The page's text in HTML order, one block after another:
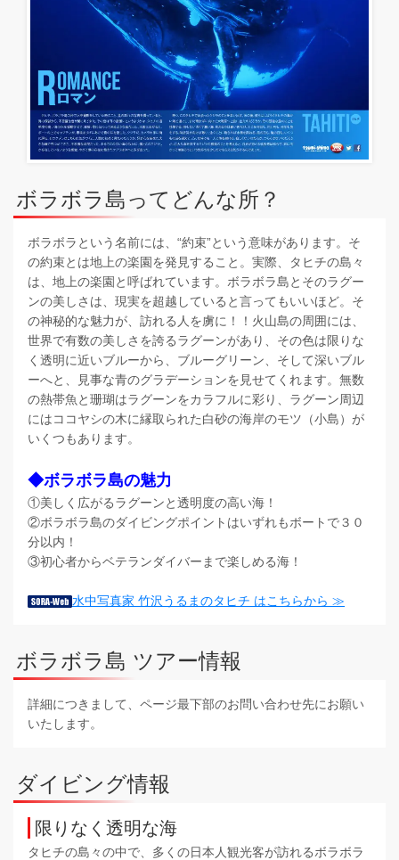
ボラボラ島ってどんな所？
ボラボラという名前には、“約束”という意味があります。そ
の約束とは地上の楽園を発見すること。実際、タヒチの島々
は、地上の楽園と呼ばれています。ボラボラ島とそのラグー
ンの美しさは、現実を超越していると言ってもいいほど。そ
の神秘的な魅力が、訪れる人を虜に！！火山島の周囲には、
世界で有数の美しさを誇るラグーンがあり、その色は限りな
く透明に近いブルーから、ブルーグリーン、そして深いブル
ーへと、見事な青のグラデーションを見せてくれます。無数
の熱帯魚と珊瑚はラグーンをカラフルに彩り、ラグーン周辺
にはココヤシの木に縁取られた白砂の海岸のモツ（小島）が
いくつもあります。
◆ボラボラ島の魅力
①美しく広がるラグーンと透明度の高い海！
②ボラボラ島のダイビングポイントはいずれもボートで３０
分以内！
③初心者からベテランダイバーまで楽しめる海！
水中写真家 竹沢うるまのタヒチ はこちらから ≫
ボラボラ島 ツアー情報
詳細につきまして、ページ最下部のお問い合わせ先にお願い
いたします。
ダイビング情報
限りなく透明な海
タヒチの島々の中で、多くの日本人観光客が訪れるボラボラ